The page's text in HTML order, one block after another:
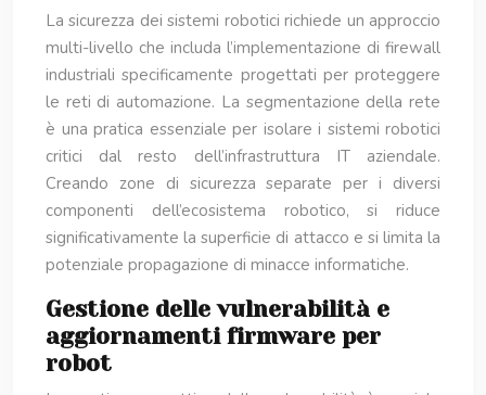
La sicurezza dei sistemi robotici richiede un approccio
multi-livello che includa l’implementazione di firewall
industriali specificamente progettati per proteggere
le reti di automazione. La segmentazione della rete
è una pratica essenziale per isolare i sistemi robotici
critici dal resto dell’infrastruttura IT aziendale.
Creando zone di sicurezza separate per i diversi
componenti dell’ecosistema robotico, si riduce
significativamente la superficie di attacco e si limita la
potenziale propagazione di minacce informatiche.
Gestione delle vulnerabilità e
aggiornamenti firmware per
robot